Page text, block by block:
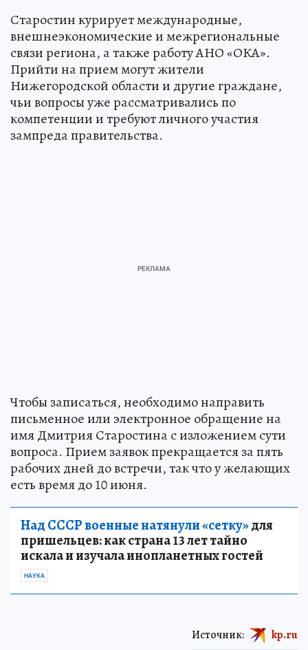
Старостин курирует международные,
внешнеэкономические и межрегиональные
связи региона, а также работу АНО «ОКА».
Прийти на прием могут жители
Нижегородской области и другие граждане,
чьи вопросы уже рассматривались по
компетенции и требуют личного участия
зампреда правительства.
Чтобы записаться, необходимо направить
письменное или электронное обращение на
имя Дмитрия Старостина с изложением сути
вопроса. Прием заявок прекращается за пять
рабочих дней до встречи, так что у желающих
есть время до 10 июня.
Над СССР военные натянули «сетку»для
пришельцев: как страна 13 лет тайно
искала и изучала инопланетных гостей
НАУКА
Источник: kp.ru